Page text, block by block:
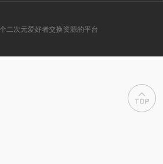
二次元爱好者交换资源的平台